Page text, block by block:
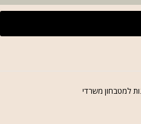
למטבחון משרדי